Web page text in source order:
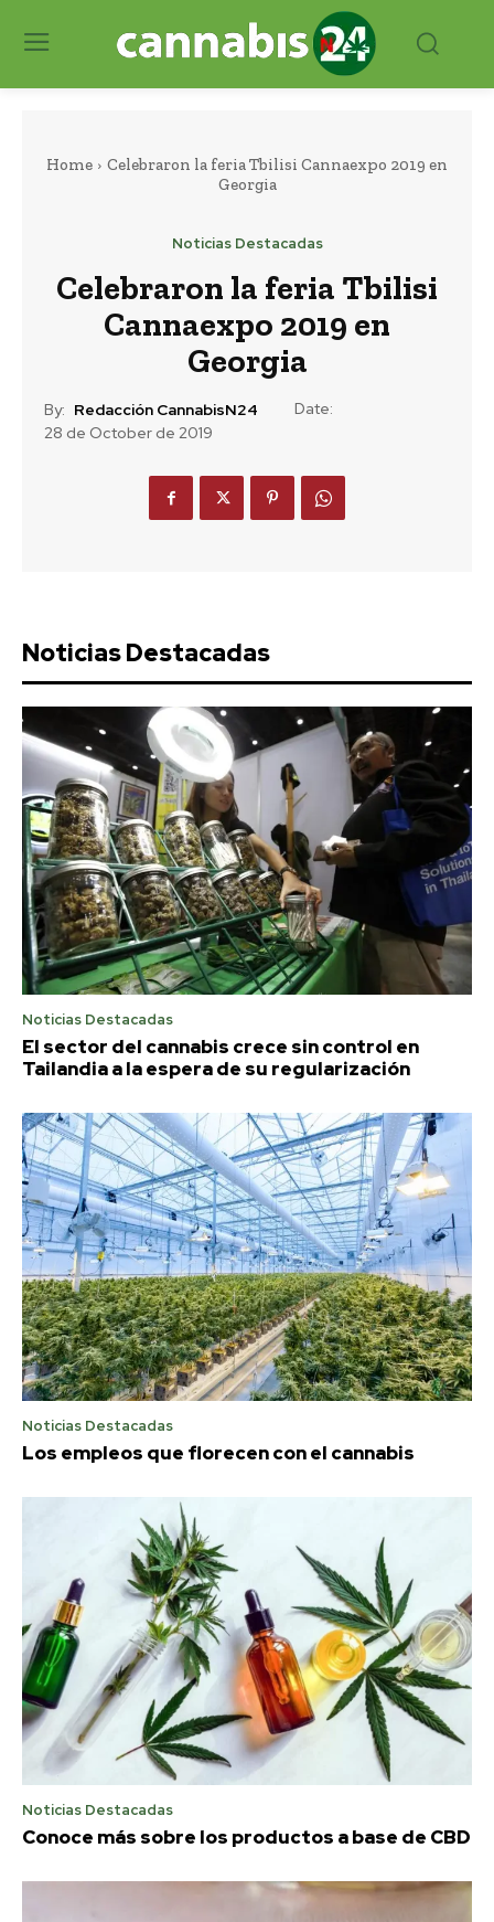
Home
Celebraron la feria Tbilisi Cannaexpo 2019 en
Georgia
Noticias Destacadas
Celebraron la feria Tbilisi
Cannaexpo 2019 en
Georgia
By: Redacción CannabisN24
Date:
28 de October de 2019
Noticias Destacadas
Noticias Destacadas
El sector del cannabis crece sin control en
Tailandia a la espera de su regularización
Noticias Destacadas
Los empleos que florecen con el cannabis
Noticias Destacadas
Conoce más sobre los productos a base de CBD